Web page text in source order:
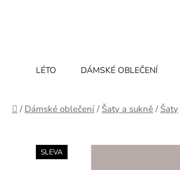
LÉTO DÁMSKÉ OBLEČENÍ
Domů
/ Dámské oblečení / Šaty a sukně / Šaty
SLEVA